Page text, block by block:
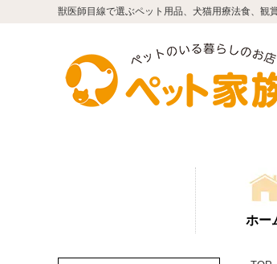
獣医師目線で選ぶペット用品、犬猫用療法食、観
ホー